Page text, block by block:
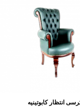
انتظار كابوتينيه